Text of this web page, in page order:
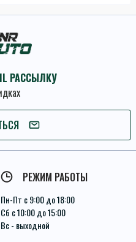
РАССЫЛКУ
РЕЖИМ РАБОТЫ
Пн-Пт с 9:00 до 18:00
Сб с 10:00 до 15:00
Вс - выходной